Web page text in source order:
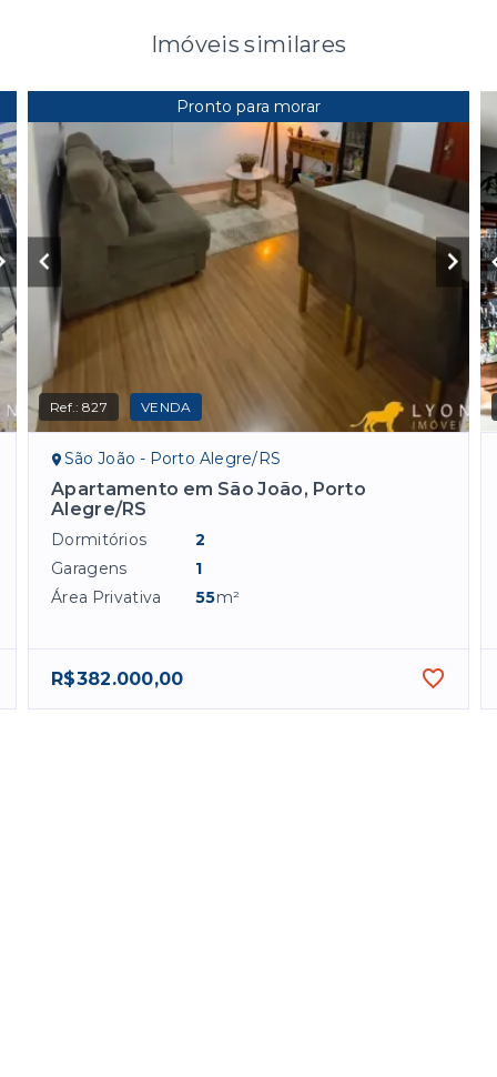
Imóveis similares
Pronto para morar
Ref.:827 VENDA
São João - Porto Alegre/RS
Apartamento em São João, Porto
Alegre/RS
Dormitórios
2
Garagens
1
Área Privativa
55m²
R$382.000,00